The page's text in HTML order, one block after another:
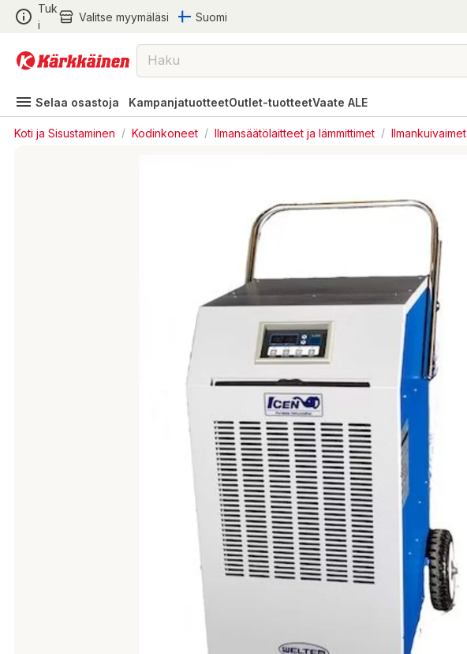
Tuk
i
Valitse myymäläsi Suomi
Selaa osastoja KampanjatuotteetOutlet-tuotteetVaate ALE
Koti ja Sisustaminen / Kodinkoneet / Ilmansäätölaitteet ja lämmittimet / Ilmankuivaimet